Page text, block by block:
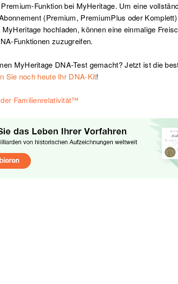
Funktion bei MyHeritage. Um eine
(Premium, PremiumPlus oder
hochladen, können eine einmalige
Funktionen zuzugreifen.
MyHeritage DNA-Test gemacht? Jetzt ist die
Sie noch heute Ihr DNA-Kit!
Familienrelativität™